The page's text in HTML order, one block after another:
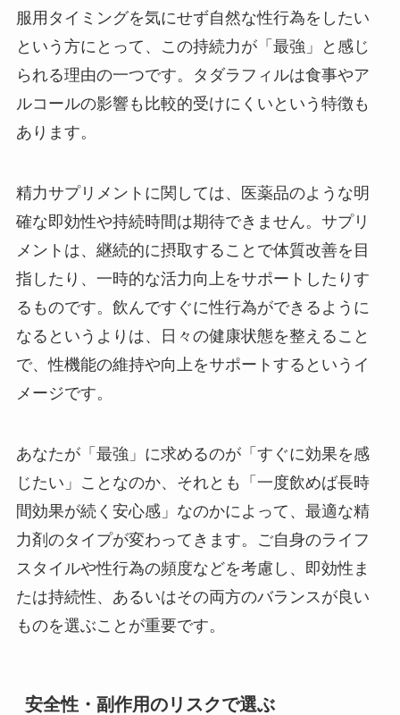
服用タイミングを気にせず自然な性行為をしたい
という方にとって、この持続力が「最強」と感じ
られる理由の一つです。タダラフィルは食事やア
ルコールの影響も比較的受けにくいという特徴も
あります。
精力サプリメントに関しては、医薬品のような明
確な即効性や持続時間は期待できません。サプリ
メントは、継続的に摂取することで体質改善を目
指したり、一時的な活力向上をサポートしたりす
るものです。飲んですぐに性行為ができるように
なるというよりは、日々の健康状態を整えること
で、性機能の維持や向上をサポートするというイ
メージです。
あなたが「最強」に求めるのが「すぐに効果を感
じたい」ことなのか、それとも「一度飲めば長時
間効果が続く安心感」なのかによって、最適な精
力剤のタイプが変わってきます。ご自身のライフ
スタイルや性行為の頻度などを考慮し、即効性ま
たは持続性、あるいはその両方のバランスが良い
ものを選ぶことが重要です。
安全性・副作用のリスクで選ぶ